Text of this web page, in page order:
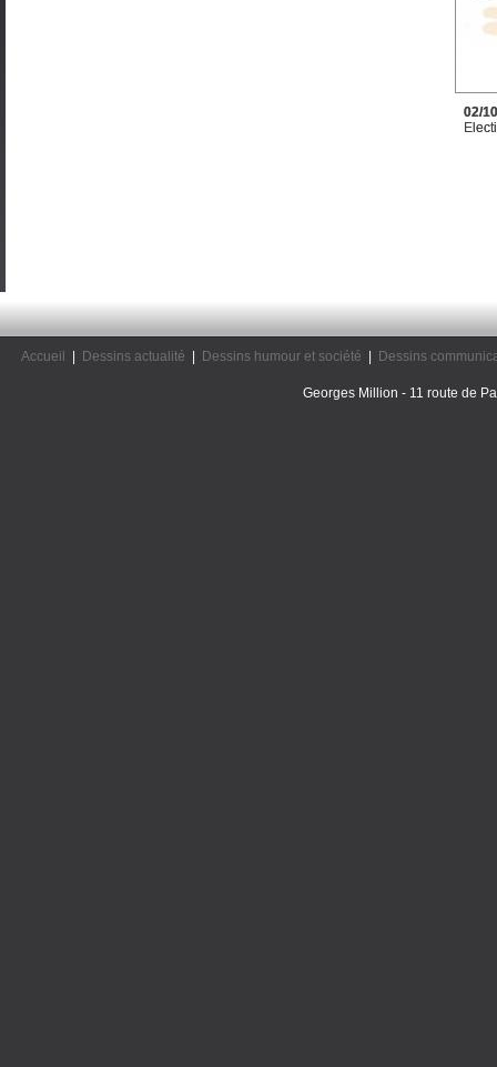
02/
Accueil Dessins actualité Dessins humour et société Dessins
Georges Million - 11 route de